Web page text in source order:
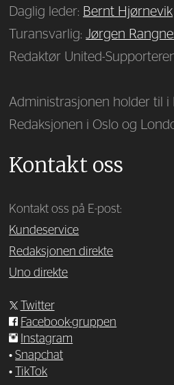
Daglig leder: Bernt Hjørnevik
Turansvarlig:Jørgen
Redaktør United-
Administrasjonen holder til i
Redaksjonen i Oslo og
Kontakt oss
Kontakt oss på E-post:
Kundeservice
Redaksjonen direkte
Uno direkte
Twitter
Facebook-gruppen
Instagram
•Snapchat
•
TikTok